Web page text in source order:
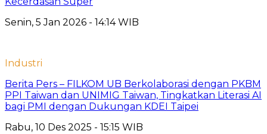
Senin, 5 Jan 2026 - 14:14 WIB
Industri
Berita Pers – FILKOM UB Berkolaborasi dengan PKBM
PPI Taiwan dan UNIMIG Taiwan, Tingkatkan Literasi AI
bagi PMI dengan Dukungan KDEI Taipei
Rabu, 10 Des 2025 - 15:15 WIB